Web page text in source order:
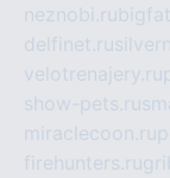
neznobi.ru
delfinet.ru
velotrenajery.ru
show-pets.ru
miraclecoon.ru
firehunters.ru